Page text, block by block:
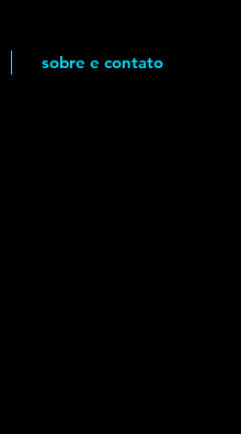
sobre e contato